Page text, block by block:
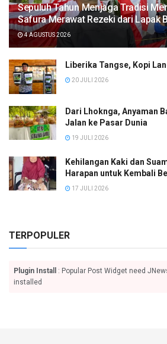
Sepuluh Tahun Menjaga Tradisi
Safura Merawat Rezeki dari Lapak
4 AGUSTUS 2026
Liberika Tangse, Kopi
20 JULI 2026
Dari Lhoknga, Anyaman
Jalan ke Pasar Dunia
19 JULI 2026
Kehilangan Kaki dan
Harapan untuk Kembali
17 JULI 2026
TERPOPULER
Plugin Install
: Popular Post Widget need
installed